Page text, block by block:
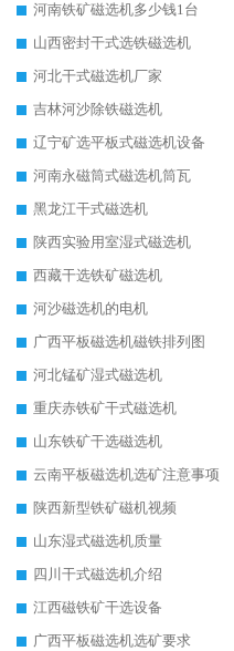
河南铁矿磁选机多少钱1台
山西密封干式选铁磁选机
河北干式磁选机厂家
吉林河沙除铁磁选机
辽宁矿选平板式磁选机设备
河南永磁筒式磁选机筒瓦
黑龙江干式磁选机
陕西实验用室湿式磁选机
西藏干选铁矿磁选机
河沙磁选机的电机
广西平板磁选机磁铁排列图
河北锰矿湿式磁选机
重庆赤铁矿干式磁选机
山东铁矿干选磁选机
云南平板磁选机选矿注意事项
陕西新型铁矿磁机视频
山东湿式磁选机质量
四川干式磁选机介绍
江西磁铁矿干选设备
广西平板磁选机选矿要求